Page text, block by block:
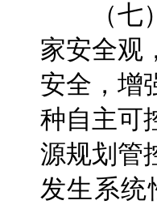
（七）
家安全观
安全，增
种自主可
源规划管
发生系统